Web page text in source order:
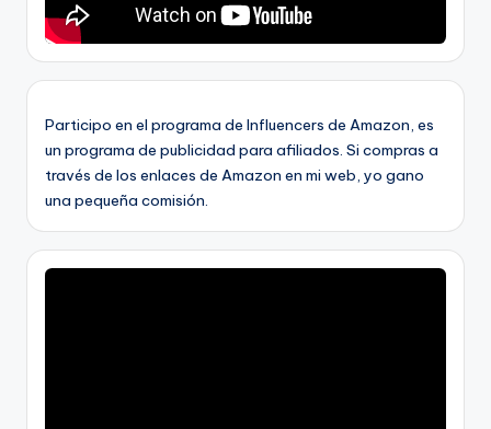
Participo en el programa de Influencers de Amazon, es
un programa de publicidad para afiliados. Si compras a
través de los enlaces de Amazon en mi web, yo gano
una pequeña comisión.